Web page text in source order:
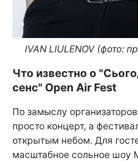
IVAN LIULENOV (фото:
Что известно о
сенс" Open Air Fest
По замыслу
просто концерт, а
открытым небом. Для
масштабное сольное шоу